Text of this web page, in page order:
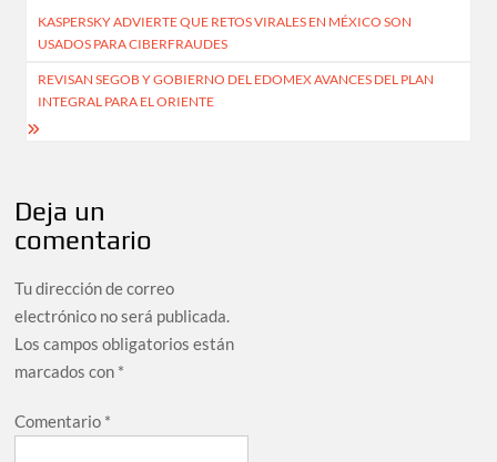
de
entradas
KASPERSKY ADVIERTE QUE RETOS VIRALES EN MÉXICO SON
USADOS PARA CIBERFRAUDES
REVISAN SEGOB Y GOBIERNO DEL EDOMEX AVANCES DEL PLAN
INTEGRAL PARA EL ORIENTE
Deja un
comentario
Tu dirección de correo
electrónico no será publicada.
Los campos obligatorios están
marcados con *
Comentario *